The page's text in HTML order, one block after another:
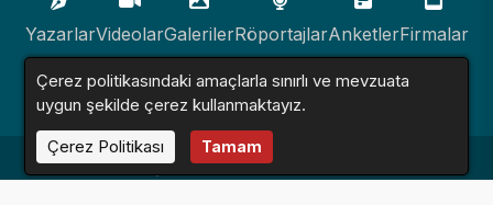
YazarlarVideolarGalerilerRöportajlarAnketlerFirmalar
İlanlarResmi İlanlarSitemap
Haber Sitesi © 2016 - 2024. Tüm Hakları Saklıdır.
Çerez politikasındaki amaçlarla sınırlı ve mevzuata
uygun şekilde çerez kullanmaktayız.
Çerez Politikası
Tamam